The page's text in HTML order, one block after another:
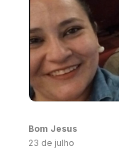
Bom Jesus
23 de julho